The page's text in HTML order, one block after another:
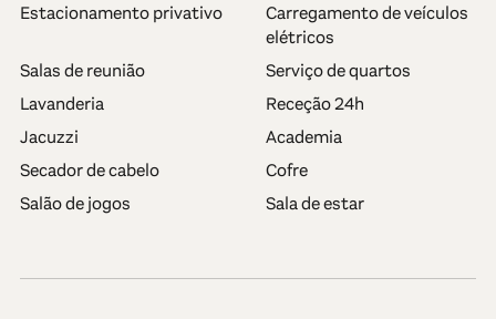
Estacionamento privativo
Carregamento de veículos
elétricos
Salas de reunião
Serviço de quartos
Lavanderia
Receção 24h
Jacuzzi
Academia
Secador de cabelo
Cofre
Salão de jogos
Sala de estar